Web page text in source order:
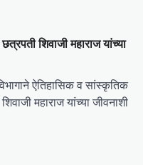
शिवाजी महाराज यांच्या
ऐतिहासिक व सांस्कृतिक
महाराज यांच्या जीवनाशी